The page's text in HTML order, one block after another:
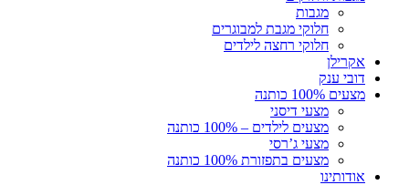
מגבות
חלוקי מגבת למבוגרים
חלוקי רחצה לילדים
אקרילן
דובי ענק
מצעים 100% כותנה
מצעי דיסני
מצעים לילדים – 100% כותנה
מצעי ג’רסי
מצעים בתפזורת 100% כותנה
אודותינו